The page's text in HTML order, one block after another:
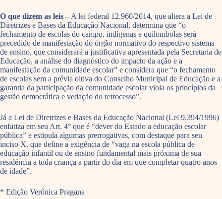
O que dizem as leis – A lei federal 12.960/2014, que altera a Lei de
Diretrizes e Bases da Educação Nacional, determina que “o
fechamento de escolas do campo, indígenas e quilombolas será
precedido de manifestação do órgão normativo do respectivo sistema
de ensino, que considerará a justificativa apresentada pela Secretaria de
Educação, a análise do diagnóstico do impacto da ação e a
manifestação da comunidade escolar” e considera que “o fechamento
de escolas sem a prévia oitiva do Conselho Municipal de Educação e a
garantia da participação da comunidade escolar viola os princípios da
gestão democrática e vedação do retrocesso”.
Já a Lei de Diretrizes e Bases da Educação Nacional (Lei 9.394/1996)
enfatiza em seu Art. 4° que é “dever do Estado a educação escolar
pública” e estipula algumas prerrogativas, com destaque para seu
inciso X, que define a exigência de “vaga na escola pública de
educação infantil ou de ensino fundamental mais próxima de sua
residência a toda criança a partir do dia em que completar quatro anos
de idade”.
* Edição Verônica Pragana